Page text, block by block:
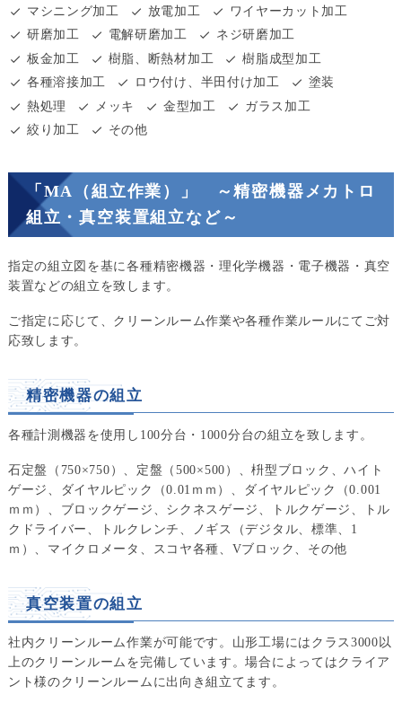
マシニング加工
放電加工
ワイヤーカット加工
研磨加工
電解研磨加工
ネジ研磨加工
板金加工
樹脂、断熱材加工
樹脂成型加工
各種溶接加工
ロウ付け、半田付け加工
塗装
熱処理
メッキ 金型加工
ガラス加工
絞り加工
その他
「MA（組立作業）」 ～精密機器メカトロ
組立・真空装置組立など～
指定の組立図を基に各種精密機器・理化学機器・電子機器・真空
装置などの組立を致します。
ご指定に応じて、クリーンルーム作業や各種作業ルールにてご対
応致します。
精密機器の組立
各種計測機器を使用し100分台・1000分台の組立を致します。
石定盤（750×750）、定盤（500×500）、枡型ブロック、ハイト
ゲージ、ダイヤルピック（0.01ｍｍ）、ダイヤルピック（0.001
ｍｍ）、ブロックゲージ、シクネスゲージ、トルクゲージ、トル
クドライバー、トルクレンチ、ノギス（デジタル、標準、1
ｍ）、マイクロメータ、スコヤ各種、Vブロック、その他
真空装置の組立
社内クリーンルーム作業が可能です。山形工場にはクラス3000以
上のクリーンルームを完備しています。場合によってはクライア
ント様のクリーンルームに出向き組立てます。